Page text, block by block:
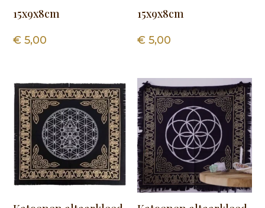
15x9x8cm
€ 5,00
15x9x8cm
€ 5,00